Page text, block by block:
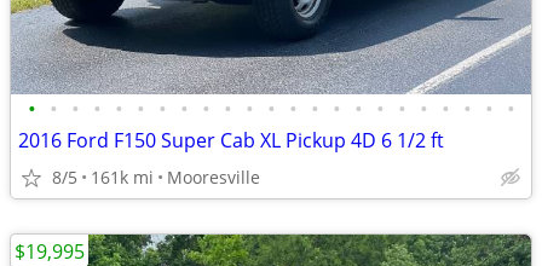
• • • • • • • • • • • • • • • • • • • • • • •
2016 Ford F150 Super Cab XL Pickup 4D 6 1/2 ft
8/5 161k mi Mooresville
$19,995